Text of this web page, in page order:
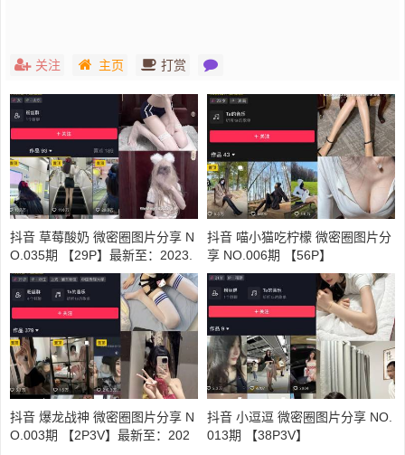
关注 主页 打赏
抖音 草莓酸奶 微密圈图片分享 N
O.035期 【29P】最新至：2023.
10.4
抖音 喵小猫吃柠檬 微密圈图片分
享 NO.006期 【56P】
抖音 爆龙战神 微密圈图片分享 N
O.003期 【2P3V】最新至：202
抖音 小逗逗 微密圈图片分享 NO.
013期 【38P3V】